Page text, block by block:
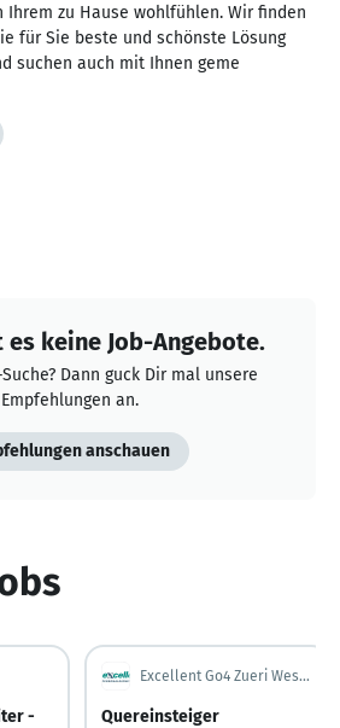
zu Hause wohlfühlen. Wir finden
für Sie beste und schönste Lösung
suchen auch mit Ihnen geme
keine Job-Angebote.
Dann guck Dir mal unsere
Empfehlungen an.
anschauen
-
Excellent Go4 Zueri West AG
Quereinsteiger